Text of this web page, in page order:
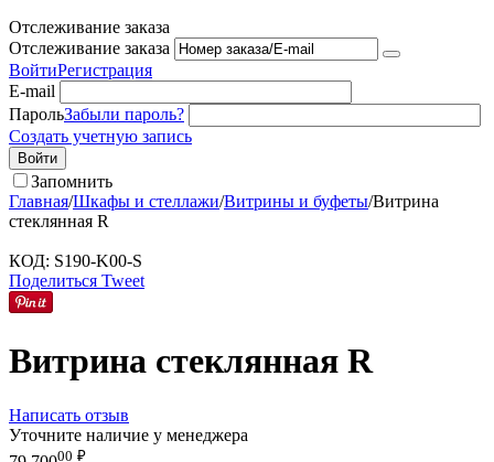
Отслеживание заказа
Отслеживание заказа
ВойтиРегистрация
E-mail
ПарольЗабыли пароль?
Создать учетную запись
Войти
Запомнить
Главная/Шкафы и стеллажи/Витрины и буфеты/Витрина
стеклянная R
КОД: S190-K00-S
Поделиться Tweet
Витрина стеклянная R
Написать отзыв
Уточните наличие у менеджера
00 ₽